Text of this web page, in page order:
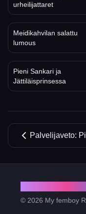
urheilijattaret
Meidikahvilan salattu
lumous
Pieni Sankari ja
Jättiläisprinsessa
© 2026 My femboy